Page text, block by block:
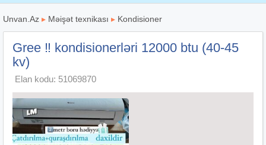
Unvan.Az ▸ Məişət texnikası ▸ Kondisioner
Gree ‼️ kondisionerləri 12000 btu (40-45
kv)
Elan kodu: 51069870